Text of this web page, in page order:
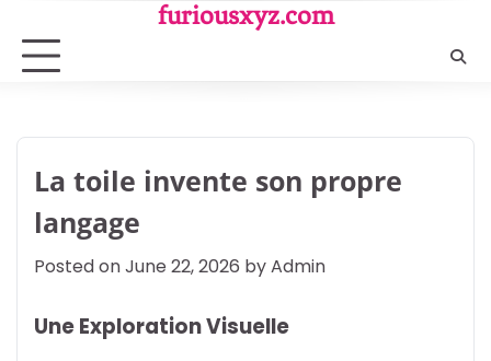
content
furiousxyz.com
La toile invente son propre
langage
Posted onJune 22, 2026 byAdmin
Une Exploration Visuelle